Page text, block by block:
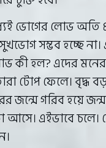
ভোগের লোভ অতি
সম্ভব হচ্ছে না।
কী হল? এদের
টোপ ফেলে।
জন্মে গরিব হয়ে
আসে। এইভাবে